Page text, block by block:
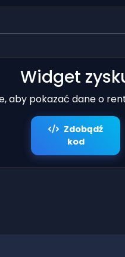
Widget
aby pokazać dane o
Zdobądź
kod